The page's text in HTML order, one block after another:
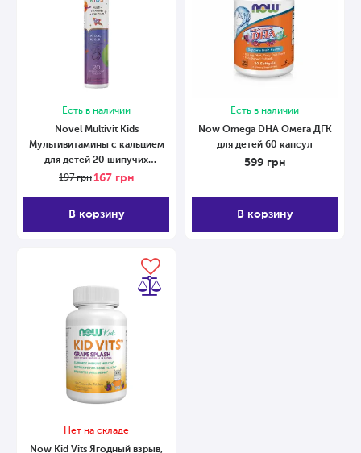
Есть в наличии
Novel Multivit Kids
Мультивитамины с кальцием
для детей 20 шипучих
таблеток
197грн 167 грн
В корзину
Есть в наличии
Now Omega DHA Омега ДГК
для детей 60 капсул
599 грн
В корзину
Нет на складе
Now Kid Vits Ягодный взрыв,